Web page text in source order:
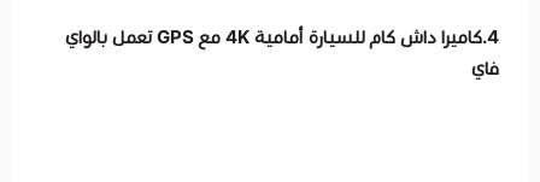
4.كاميرا داش كام للسيارة أمامية 4K مع GPS تعمل بالواي
فاي